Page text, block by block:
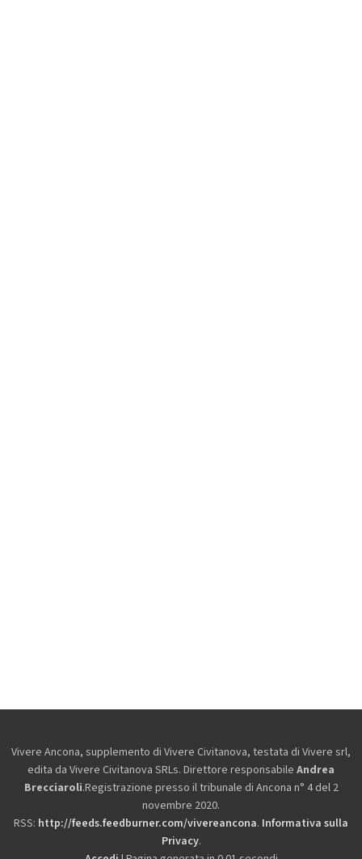
Vivere Ancona, supplemento di Vivere Civitanova, testata di Vivere srl,
edita da Vivere Civitanova SRLs. Direttore responsabile Andrea
Brecciaroli.Registrazione presso il tribunale di Ancona n° 4 del 2
novembre 2020.
RSS: http://feeds.feedburner.com/vivereancona. Informativa sulla
Privacy.